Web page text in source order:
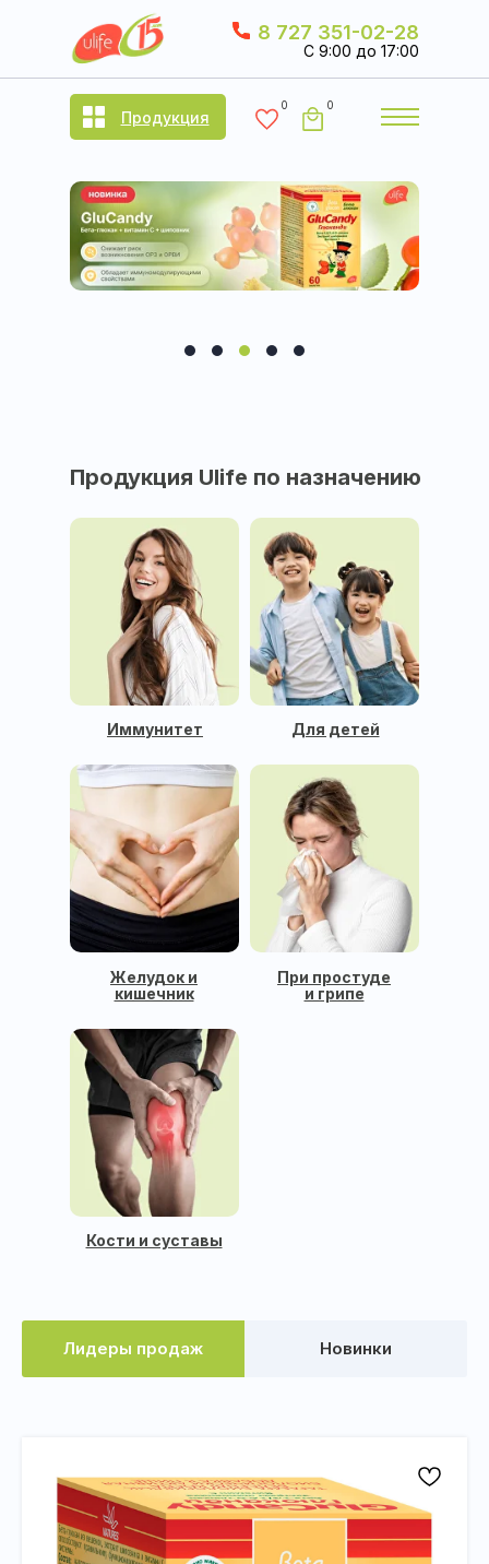
C 9:00 до 17:00
8 727 351-02-28
Продукция
0
0
Продукция Ulife по назначению
Для детей
Иммунитет
Кости и суставы
Желудок и
кишечник
При простуде
и грипе
Лидеры продаж Новинки